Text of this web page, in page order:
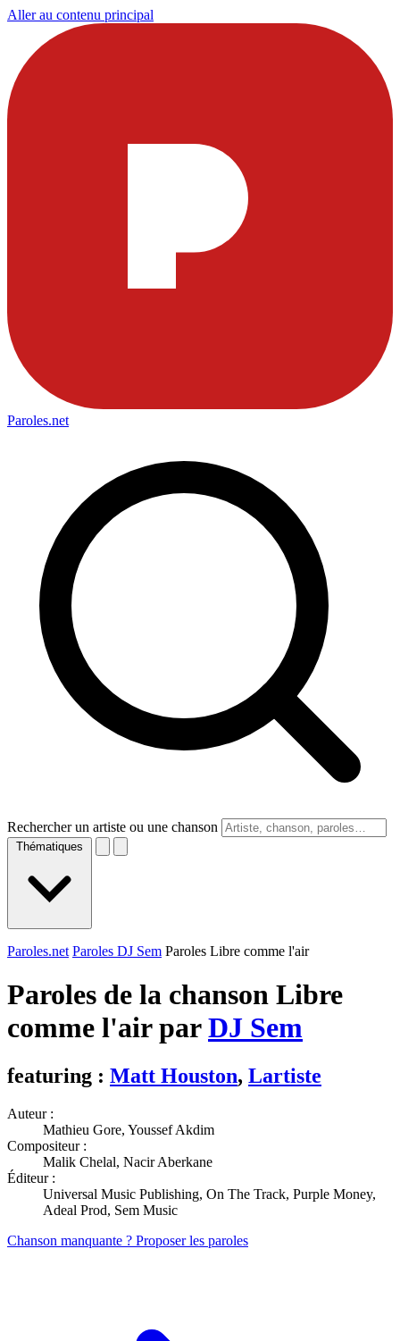
Aller au contenu principal
Paroles.net
Rechercher un artiste ou une chanson
Thématiques
Paroles.net Paroles DJ Sem Paroles Libre comme l'air
Paroles de la chanson Libre
comme l'air parDJ Sem
featuring : Matt Houston, Lartiste
Auteur :
Mathieu Gore, Youssef Akdim
Compositeur :
Malik Chelal, Nacir Aberkane
Éditeur :
Universal Music Publishing, On The Track, Purple Money,
Adeal Prod, Sem Music
Chanson manquante ? Proposer les paroles